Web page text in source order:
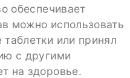
обеспечивает
можно использовать
или принял
с другими
на здоровье.